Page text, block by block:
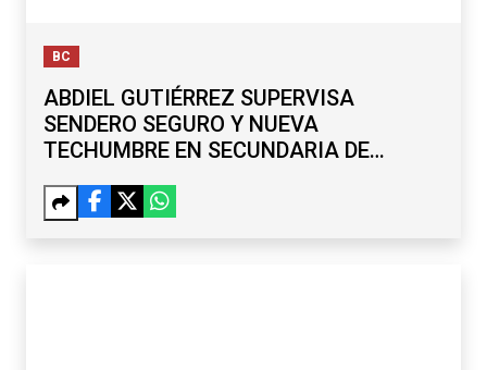
BC
ABDIEL GUTIÉRREZ SUPERVISA
SENDERO SEGURO Y NUEVA
TECHUMBRE EN SECUNDARIA DE